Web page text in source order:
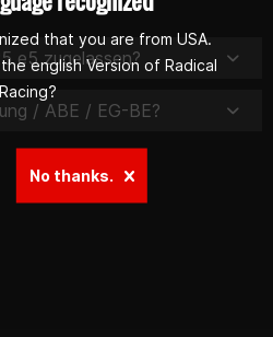
e5 zugelassen?
/ ABE / EG-BE?
that you are from USA.
english Version of Radical
Racing?
No thanks.